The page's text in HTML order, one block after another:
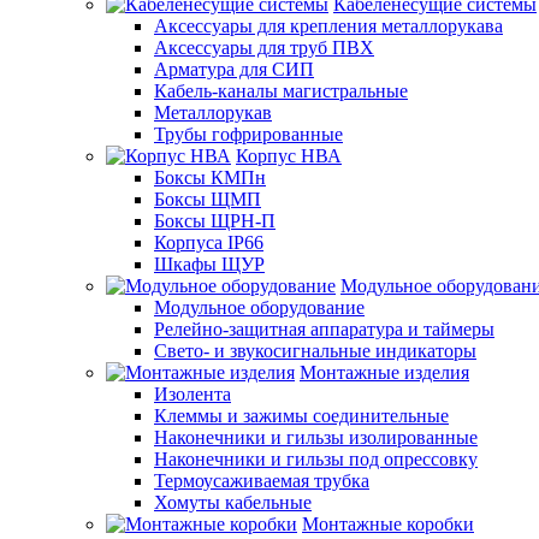
Аксессуары для крепления металлорукава
Аксессуары для труб ПВХ
Арматура для СИП
Кабель-каналы магистральные
Металлорукав
Трубы гофрированные
Корпус НВА
Боксы КМПн
Боксы ЩМП
Боксы ЩРН-П
Корпуса IP66
Шкафы ЩУР
Модульное
Модульное оборудование
Релейно-защитная аппаратура и таймеры
Свето- и звукосигнальные индикаторы
Монтажные изделия
Изолента
Клеммы и зажимы соединительные
Наконечники и гильзы изолированные
Наконечники и гильзы под опрессовку
Термоусаживаемая трубка
Хомуты кабельные
Монтажные коробки